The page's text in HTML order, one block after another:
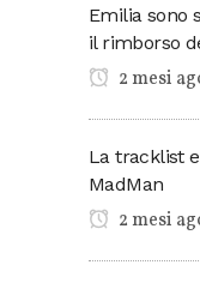
Emilia sono
il rimborso
2 mesi
La tracklist
MadMan
2 mesi